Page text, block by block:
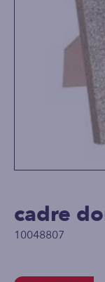
cadre
10048807